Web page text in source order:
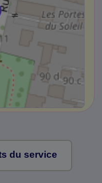
du service